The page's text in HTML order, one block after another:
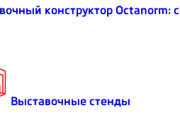
конструктор Octanorm:
Выставочные стенды